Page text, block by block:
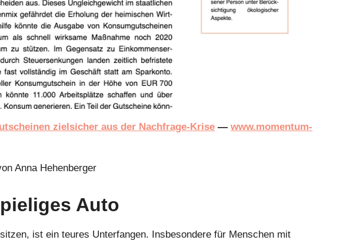
zielsicher aus der Nachfrage-Krise — www.momentum-
Anna Hehenberger
Auto
ist ein teures Unterfangen. Insbesondere für Menschen mit